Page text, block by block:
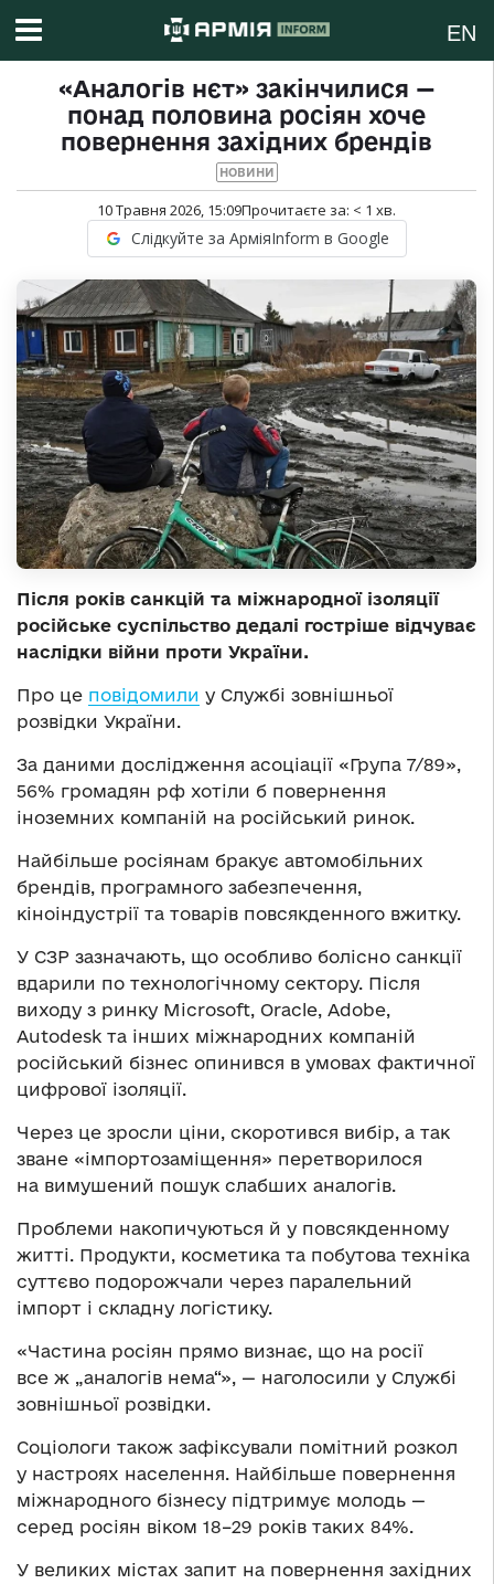
EN
«Аналогів нєт» закінчилися —
понад половина росіян хоче
повернення західних брендів
НОВИНИ
10 Травня 2026, 15:09Прочитаєте за: < 1 хв.
Слідкуйте за АрміяInform в Google
Після років санкцій та міжнародної ізоляції
російське суспільство дедалі гостріше відчуває
наслідки війни проти України.
Про це повідомили у Службі зовнішньої
розвідки України.
За даними дослідження асоціації «Група 7/89»,
56% громадян рф хотіли б повернення
іноземних компаній на російський ринок.
Найбільше росіянам бракує автомобільних
брендів, програмного забезпечення,
кіноіндустрії та товарів повсякденного вжитку.
У СЗР зазначають, що особливо болісно санкції
вдарили по технологічному сектору. Після
виходу з ринку Microsoft, Oracle, Adobe,
Autodesk та інших міжнародних компаній
російський бізнес опинився в умовах фактичної
цифрової ізоляції.
Через це зросли ціни, скоротився вибір, а так
зване «імпортозаміщення» перетворилося
на вимушений пошук слабших аналогів.
Проблеми накопичуються й у повсякденному
житті. Продукти, косметика та побутова техніка
суттєво подорожчали через паралельний
імпорт і складну логістику.
«Частина росіян прямо визнає, що на росії
все ж „аналогів нема“», — наголосили у Службі
зовнішньої розвідки.
Соціологи також зафіксували помітний розкол
у настроях населення. Найбільше повернення
міжнародного бізнесу підтримує молодь —
серед росіян віком 18–29 років таких 84%.
У великих містах запит на повернення західних